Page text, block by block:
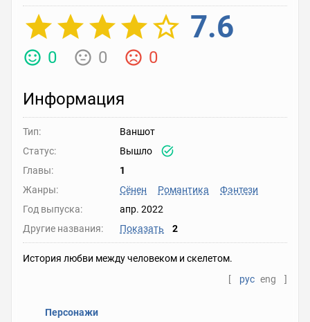
7.6
0 0 0
Информация
Тип:
Ваншот
Статус:
Вышло
Главы:
1
Жанры:
Сёнен Романтика
Фэнтези
Год выпуска:
апр. 2022
Другие названия:
Показать 2
История любви между человеком и скелетом.
[
рус eng ]
Персонажи